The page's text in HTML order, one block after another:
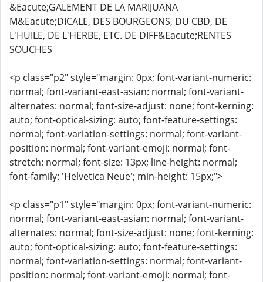
&Eacute;GALEMENT DE LA MARIJUANA
M&Eacute;DICALE, DES BOURGEONS, DU CBD, DE
L'HUILE, DE L'HERBE, ETC. DE DIFF&Eacute;RENTES
SOUCHES
<p class="p2" style="margin: 0px; font-variant-numeric:
normal; font-variant-east-asian: normal; font-variant-
alternates: normal; font-size-adjust: none; font-kerning:
auto; font-optical-sizing: auto; font-feature-settings:
normal; font-variation-settings: normal; font-variant-
position: normal; font-variant-emoji: normal; font-
stretch: normal; font-size: 13px; line-height: normal;
font-family: 'Helvetica Neue'; min-height: 15px;">
<p class="p1" style="margin: 0px; font-variant-numeric:
normal; font-variant-east-asian: normal; font-variant-
alternates: normal; font-size-adjust: none; font-kerning:
auto; font-optical-sizing: auto; font-feature-settings:
normal; font-variation-settings: normal; font-variant-
position: normal; font-variant-emoji: normal; font-